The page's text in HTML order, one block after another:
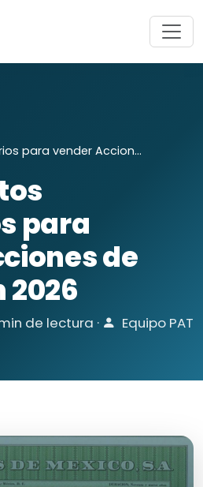
para vender Accion...
para
de
2026
de lectura · Equipo PAT